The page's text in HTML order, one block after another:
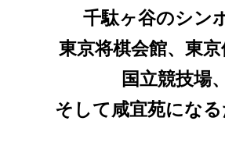
千駄ヶ谷のシン
東京将棋会館、東京
国立競技場、
そして咸宜苑になる